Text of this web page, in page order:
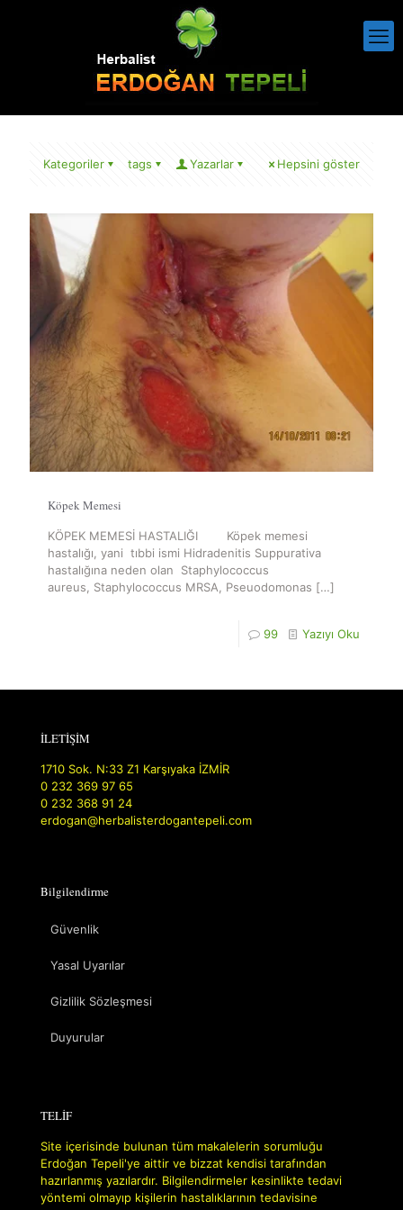
Kategoriler tags Yazarlar Hepsini göster
Köpek Memesi
KÖPEK MEMESİ HASTALIĞI Köpek memesi
hastalığı, yani tıbbi ismi Hidradenitis Suppurativa
hastalığına neden olan Staphylococcus
aureus, Staphylococcus MRSA, Pseuodomonas […]
99 Yazıyı Oku
İLETİŞİM
1710 Sok. N:33 Z1 Karşıyaka İZMİR
0 232 369 97 65
0 232 368 91 24
erdogan@herbalisterdogantepeli.com
Bilgilendirme
Güvenlik
Yasal Uyarılar
Gizlilik Sözleşmesi
Duyurular
TELİF
Site içerisinde bulunan tüm makalelerin sorumluğu
Erdoğan Tepeli'ye aittir ve bizzat kendisi tarafından
hazırlanmış yazılardır. Bilgilendirmeler kesinlikte tedavi
yöntemi olmayıp kişilerin hastalıklarının tedavisine